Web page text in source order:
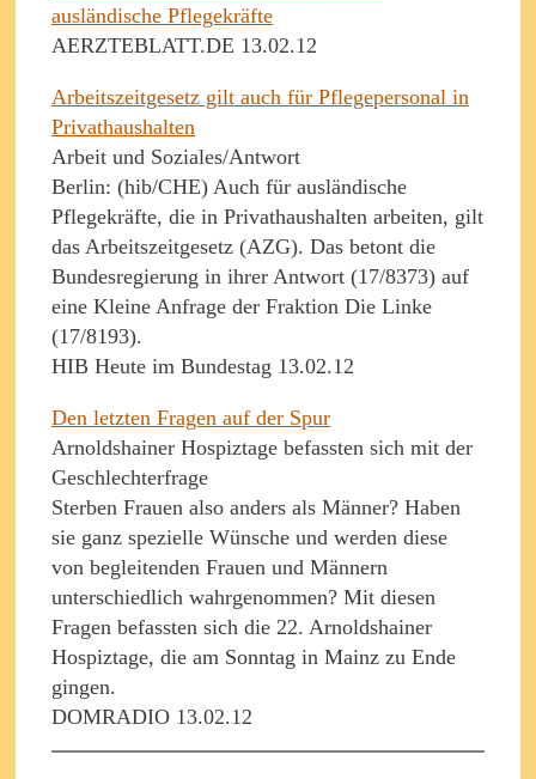
ausländische Pflegekräfte
AERZTEBLATT.DE 13.02.12
Arbeitszeitgesetz gilt auch für Pflegepersonal in
Privathaushalten
Arbeit und Soziales/Antwort
Berlin: (hib/CHE) Auch für ausländische
Pflegekräfte, die in Privathaushalten arbeiten, gilt
das Arbeitszeitgesetz (AZG). Das betont die
Bundesregierung in ihrer Antwort (17/8373) auf
eine Kleine Anfrage der Fraktion Die Linke
(17/8193).
HIB Heute im Bundestag 13.02.12
Den letzten Fragen auf der Spur
Arnoldshainer Hospiztage befassten sich mit der
Geschlechterfrage
Sterben Frauen also anders als Männer? Haben
sie ganz spezielle Wünsche und werden diese
von begleitenden Frauen und Männern
unterschiedlich wahrgenommen? Mit diesen
Fragen befassten sich die 22. Arnoldshainer
Hospiztage, die am Sonntag in Mainz zu Ende
gingen.
DOMRADIO 13.02.12